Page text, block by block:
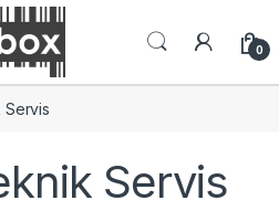
0
Servis